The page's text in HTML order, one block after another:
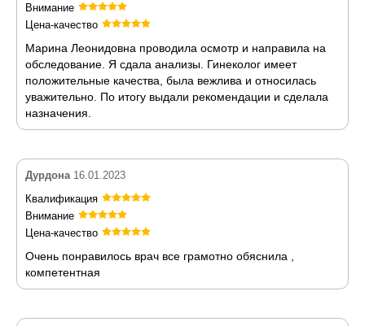
Внимание
Цена-качество
Марина Леонидовна проводила осмотр и направила на
обследование. Я сдала анализы. Гинеколог имеет
положительные качества, была вежлива и относилась
уважительно. По итогу выдали рекомендации и сделала
назначения.
Дурдона 16.01.2023
Квалификация
Внимание
Цена-качество
Очень понравилось врач все грамотно обяснила ,
компетентная